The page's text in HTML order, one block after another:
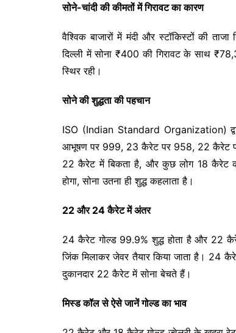
सोने-चांदी की कीमतों में गिरावट का कारण
वैश्विक बाजारों में मंदी और स्टॉकिस्टों की
दिल्ली में सोना ₹400 की गिरावट के साथ
स्थिर रही।
सोने की शुद्धता की पहचान
ISO (Indian Standard Organization)
आभूषण पर 999, 23 कैरेट पर 958, 22 कैरेट
22 कैरेट में बिकता है, और कुछ लोग 18 कैरेट
होगा, सोना उतना ही शुद्ध कहलाता है।
22 और 24 कैरेट में अंतर
24 कैरेट गोल्ड 99.9% शुद्ध होता है और 22
जिंक मिलाकर जेवर तैयार किया जाता है। 24
दुकानदार 22 कैरेट में सोना बेचते हैं।
मिस्ड कॉल से ऐसे जानें गोल्ड का भाव